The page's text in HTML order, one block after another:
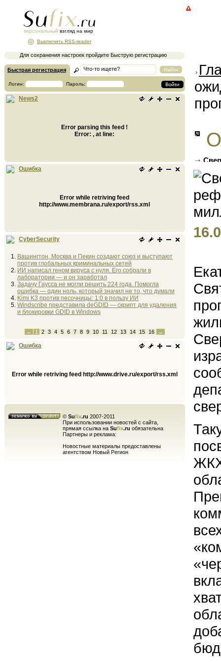
персональный взгляд на мир
Для сохранения настроек пройдите Быструю регистрацию
Выключить RSS-reader
Быстрая регистрация
Логин: Пароль:
News2
Error parsing this feed !
Error: , at line:
Ошибка
Error while retriving feed
http://www.membrana.ru/export/rss.xml
CyberSecurity
Вашингтон, Москва и Пекин создают союз и выступают
против глобальных криминальных сетей
ИИ написал геном вируса с нуля. Его собрали в
лаборатории — и он заработал
Задачу Гаусса не могли решить 224 года. Помогла
ошибка — один ноль, который значил не то, что думали
Kimi K3 против песочницы: 1:0 в пользу ИИ
Windscribe представила deGDID — скрипт для удаления
и блокировки GDID в Windows
← 1 2 3 4 5 6 7 8 9 10 11 12 13 14 15 16 →
Ошибка
Error while retriving feed http://www.drive.ru/export/rss.xml
© Sufix.ru 2007-2011
При использовании новостей с сайта,
прямая ссылка на Sufix.ru обязательна
Партнеры и реклама:
Новостные материалы предоставлены
агентством Новый Регион
ЖКХ